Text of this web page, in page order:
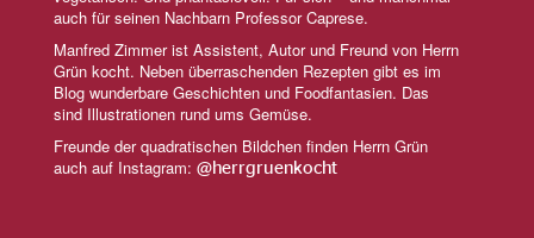
auch für seinen Nachbarn Professor Caprese.
Manfred Zimmer ist Assistent, Autor und Freund von Herrn
Grün kocht. Neben überraschenden Rezepten gibt es im
Blog wunderbare Geschichten und Foodfantasien. Das
sind Illustrationen rund ums Gemüse.
Freunde der quadratischen Bildchen finden Herrn Grün
auch auf Instagram: @herrgruenkocht